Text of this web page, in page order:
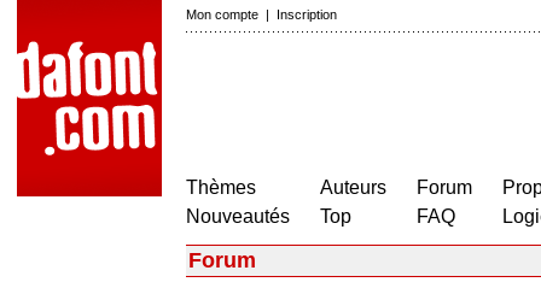
Mon compte | Inscription
Thèmes
Nouveautés
Auteurs
Top
Forum
FAQ
Forum